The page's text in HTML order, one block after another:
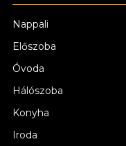
Nappali
Előszoba
Óvoda
Hálószoba
Konyha
Iroda